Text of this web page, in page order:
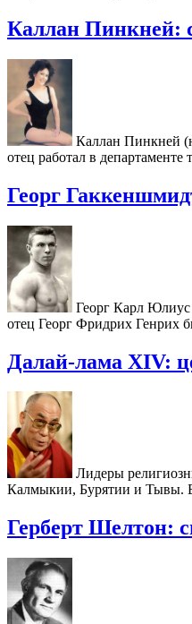
Каллан Пинкней:
Каллан Пинкней
отец работал в
Георг
Георг Карл Юлиус
отец Георг Фридрих Генрих
Далай-лама XIV:
Лидеры
Калмыкии, Бурятии и Тывы.
Герберт Шелтон: